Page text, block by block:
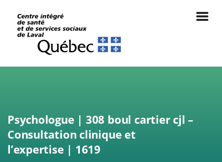
Psychologue | 308 boul cartier cjl –
Consultation clinique et
l’expertise | 1619